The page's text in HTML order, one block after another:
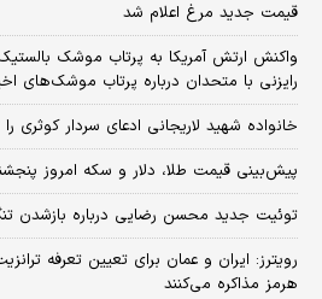
قیمت جدید مرغ اعلام شد
واکنش ارتش آمریکا به پرتاب موشک
رایزنی با متحدان درباره پرتاب موشک‌های
خانواده شهید لاریجانی ادعای سردار کوثری
پیش‌بینی قیمت طلا، دلار و سکه امروز پنجشنبه ۱۵ مرداد
توئیت جدید محسن رضایی درباره بازشدن
هرمز مذاکره می‌کنند